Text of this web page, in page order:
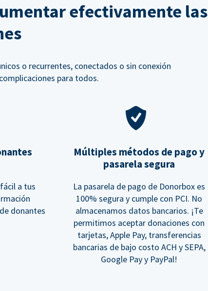
efectivamente las
o recurrentes, conectados o sin conexión
para todos.
a tus
donantes
Múltiples métodos de pago y
pasarela segura
La pasarela de pago de Donorbox es
100% segura y cumple con PCI. No
almacenamos datos bancarios. ¡Te
permitimos aceptar donaciones con
tarjetas, Apple Pay, transferencias
bancarias de bajo costo ACH y SEPA,
Google Pay y PayPal!